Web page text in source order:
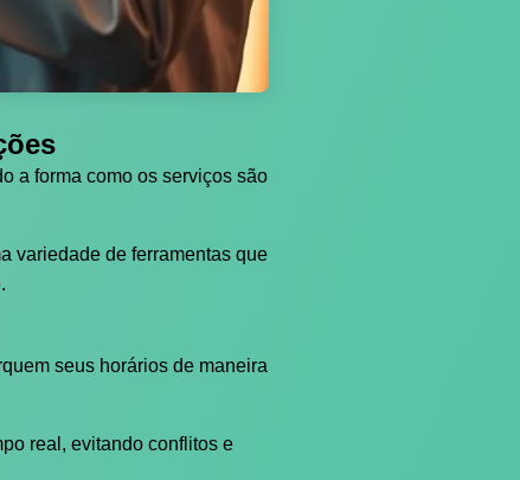
a forma como os serviços são
variedade de ferramentas que
seus horários de maneira
real, evitando conflitos e